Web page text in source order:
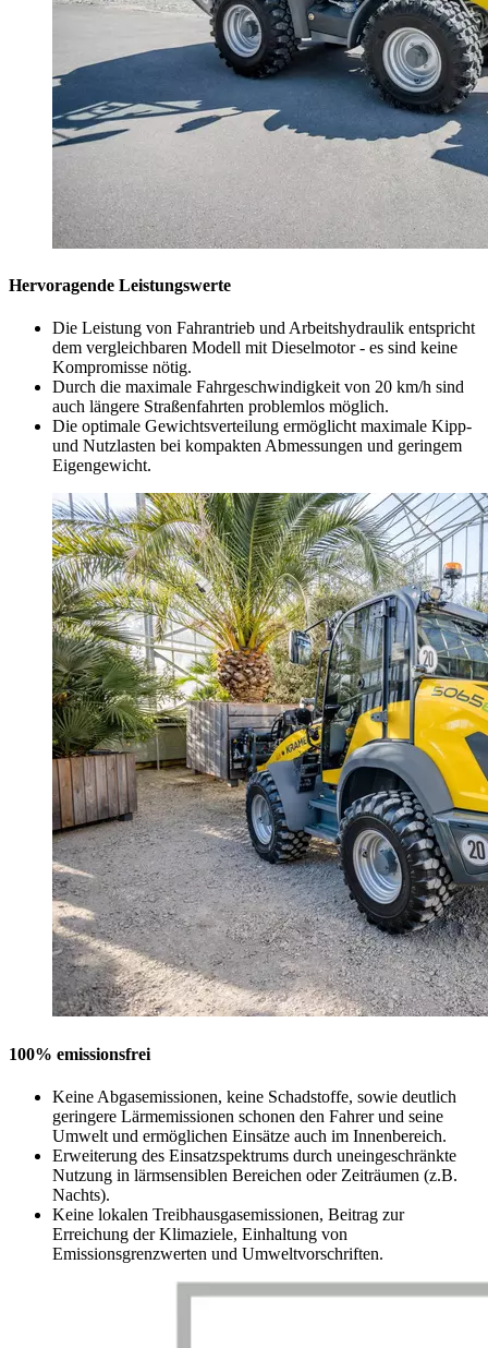
Hervoragende Leistungswerte
Die Leistung von Fahrantrieb und Arbeitshydraulik entspricht
dem vergleichbaren Modell mit Dieselmotor - es sind keine
Kompromisse nötig.
Durch die maximale Fahrgeschwindigkeit von 20 km/h sind
auch längere Straßenfahrten problemlos möglich.
Die optimale Gewichtsverteilung ermöglicht maximale Kipp-
und Nutzlasten bei kompakten Abmessungen und geringem
Eigengewicht.
100% emissionsfrei
Keine Abgasemissionen, keine Schadstoffe, sowie deutlich
geringere Lärmemissionen schonen den Fahrer und seine
Umwelt und ermöglichen Einsätze auch im Innenbereich.
Erweiterung des Einsatzspektrums durch uneingeschränkte
Nutzung in lärmsensiblen Bereichen oder Zeiträumen (z.B.
Nachts).
Keine lokalen Treibhausgasemissionen, Beitrag zur
Erreichung der Klimaziele, Einhaltung von
Emissionsgrenzwerten und Umweltvorschriften.